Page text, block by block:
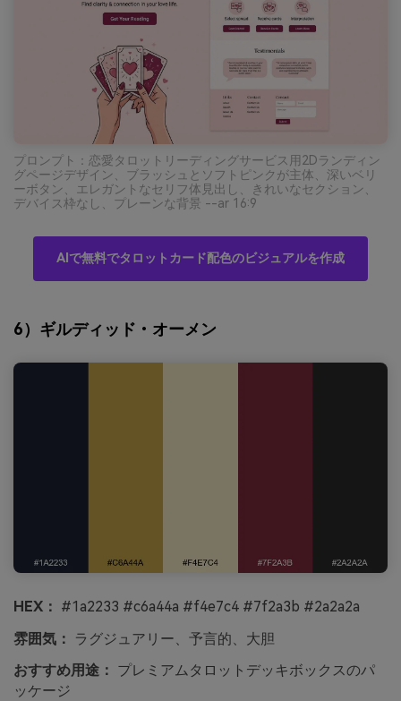
プロンプト：恋愛タロットリーディングサービス用2Dランディン
グページデザイン、ブラッシュとソフトピンクが主体、深いベリ
ーボタン、エレガントなセリフ体見出し、きれいなセクション、
デバイス枠なし、プレーンな背景 --ar 16:9
AIで無料でタロットカード配色のビジュアルを作成
6）ギルディッド・オーメン
HEX： #1a2233 #c6a44a #f4e7c4 #7f2a3b #2a2a2a
雰囲気：
ラグジュアリー、予言的、大胆
おすすめ用途： プレミアムタロットデッキボックスのパ
ッケージ